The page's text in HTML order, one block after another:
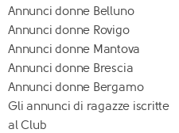
Annunci donne Belluno
Annunci donne Rovigo
Annunci donne Mantova
Annunci donne Brescia
Annunci donne Bergamo
Gli annunci di ragazze iscritte
al Club